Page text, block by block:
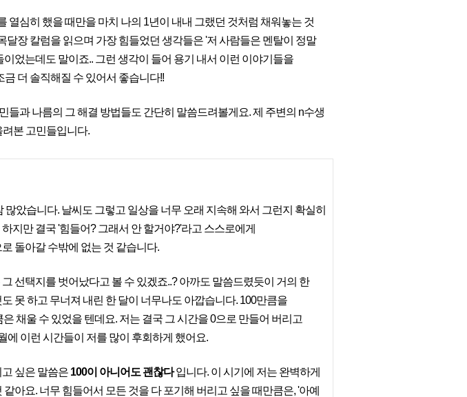
열심히 했을 때만을 마치 나의 1년이 내내 그랬던 것처럼 채워놓는 것
달장 칼럼을 읽으며 가장 힘들었던 생각들은 '저 사람들은 멘탈이 정말
었는데도 말이죠.. 그런 생각이 들어 용기 내서 이런 이야기들을
더 솔직해질 수 있어서 좋습니다!!
들과 나름의 그 해결 방법들도 간단히 말씀드려볼게요. 제 주변의 n수생
본 고민들입니다.
았습니다. 날씨도 그렇고 일상을 너무 오래 지속해 와서 그런지 확실히
지만 결국 '힘들어? 그래서 안 할거야?'라고 스스로에게
돌아갈 수밖에 없는 것 같습니다.
선택지를 벗어났다고 볼 수 있겠죠..? 아까도 말씀드렸듯이 거의 한
못 하고 무너져 내린 한 달이 너무나도 아깝습니다. 100만큼을
채울 수 있었을 텐데요. 저는 결국 그 시간을 0으로 만들어 버리고
에 이런 시간들이 저를 많이 후회하게 했어요.
싶은 말씀은 100이 아니어도 괜찮다입니다. 이 시기에 저는 완벽하게
아요. 너무 힘들어서 모든 것을 다 포기해 버리고 싶을 때만큼은, '아예